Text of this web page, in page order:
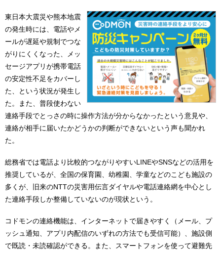
東日本大震災や熊本地震
の発生時には、電話やメ
ールが遅延や規制でつな
がりにくくなった、メッ
セージアプリが携帯電話
の安定性不足をカバーし
た、という状況が発生し
た。また、普段使わない
連絡手段でとっさの時に操作方法が分からなかったという意見や、
連絡が相手に届いたかどうかの判断ができないという声も聞かれ
た。
総務省では電話より比較的つながりやすいLINEやSNSなどの活用を
推奨しているが、全国の保育園、幼稚園、学童などのこども施設の
多くが、旧来のNTTの災害用伝言ダイヤルや電話連絡網を中心とし
た連絡手段しか整備していないのが現状という。
コドモンの連絡機能は、インターネットで届きやすく（メール、プ
ッシュ通知、アプリ内配信のいずれの方法でも受信可能）、施設側
で既読・未読確認ができる。また、スマートフォンを使って避難先